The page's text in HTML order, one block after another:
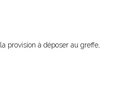
provision à déposer au greffe,